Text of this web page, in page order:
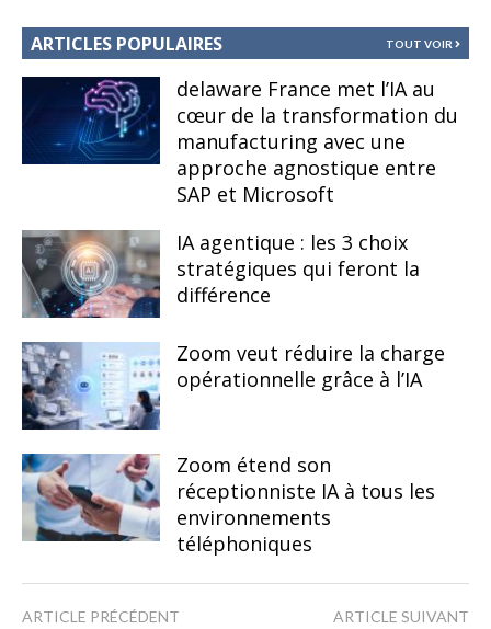
ARTICLES POPULAIRES TOUT VOIR
delaware France met l’IA au
cœur de la transformation du
manufacturing avec une
approche agnostique entre
SAP et Microsoft
IA agentique : les 3 choix
stratégiques qui feront la
différence
Zoom veut réduire la charge
opérationnelle grâce à l’IA
Zoom étend son
réceptionniste IA à tous les
environnements
téléphoniques
ARTICLE PRÉCÉDENT ARTICLE SUIVANT